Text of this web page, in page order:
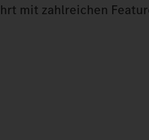
mit zahlreichen